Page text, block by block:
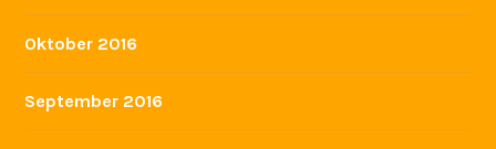
Juni 2018
Mai 2018
April 2018